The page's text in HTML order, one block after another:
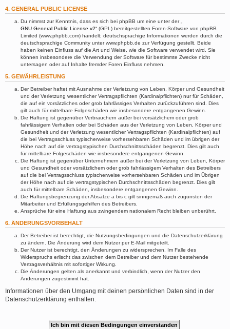
4. GENERAL PUBLIC LICENSE
Du nimmst zur Kenntnis, dass es sich bei phpBB um eine unter der „
GNU General Public License v2“ (GPL) bereitgestellten Foren-Software von phpBB
Limited (www.phpbb.com) handelt; deutschsprachige Informationen werden durch die
deutschsprachige Community unter www.phpbb.de zur Verfügung gestellt. Beide
haben keinen Einfluss auf die Art und Weise, wie die Software verwendet wird. Sie
können insbesondere die Verwendung der Software für bestimmte Zwecke nicht
untersagen oder auf Inhalte fremder Foren Einfluss nehmen.
5. GEWÄHRLEISTUNG
Der Betreiber haftet mit Ausnahme der Verletzung von Leben, Körper und Gesundheit
und der Verletzung wesentlicher Vertragspflichten (Kardinalpflichten) nur für Schäden,
die auf ein vorsätzliches oder grob fahrlässiges Verhalten zurückzuführen sind. Dies
gilt auch für mittelbare Folgeschäden wie insbesondere entgangenen Gewinn.
Die Haftung ist gegenüber Verbrauchern außer bei vorsätzlichem oder grob
fahrlässigem Verhalten oder bei Schäden aus der Verletzung von Leben, Körper und
Gesundheit und der Verletzung wesentlicher Vertragspflichten (Kardinalpflichten) auf
die bei Vertragsschluss typischerweise vorhersehbaren Schäden und im übrigen der
Höhe nach auf die vertragstypischen Durchschnittsschäden begrenzt. Dies gilt auch
für mittelbare Folgeschäden wie insbesondere entgangenen Gewinn.
Die Haftung ist gegenüber Unternehmern außer bei der Verletzung von Leben, Körper
und Gesundheit oder vorsätzlichem oder grob fahrlässigem Verhalten des Betreibers
auf die bei Vertragsschluss typischerweise vorhersehbaren Schäden und im Übrigen
der Höhe nach auf die vertragstypischen Durchschnittsschäden begrenzt. Dies gilt
auch für mittelbare Schäden, insbesondere entgangenen Gewinn.
Die Haftungsbegrenzung der Absätze a bis c gilt sinngemäß auch zugunsten der
Mitarbeiter und Erfüllungsgehilfen des Betreibers.
Ansprüche für eine Haftung aus zwingendem nationalem Recht bleiben unberührt.
6. ÄNDERUNGSVORBEHALT
Der Betreiber ist berechtigt, die Nutzungsbedingungen und die Datenschutzerklärung
zu ändern. Die Änderung wird dem Nutzer per E-Mail mitgeteilt.
Der Nutzer ist berechtigt, den Änderungen zu widersprechen. Im Falle des
Widerspruchs erlischt das zwischen dem Betreiber und dem Nutzer bestehende
Vertragsverhältnis mit sofortiger Wirkung.
Die Änderungen gelten als anerkannt und verbindlich, wenn der Nutzer den
Änderungen zugestimmt hat.
Informationen über den Umgang mit deinen persönlichen Daten sind in der
Datenschutzerklärung enthalten.